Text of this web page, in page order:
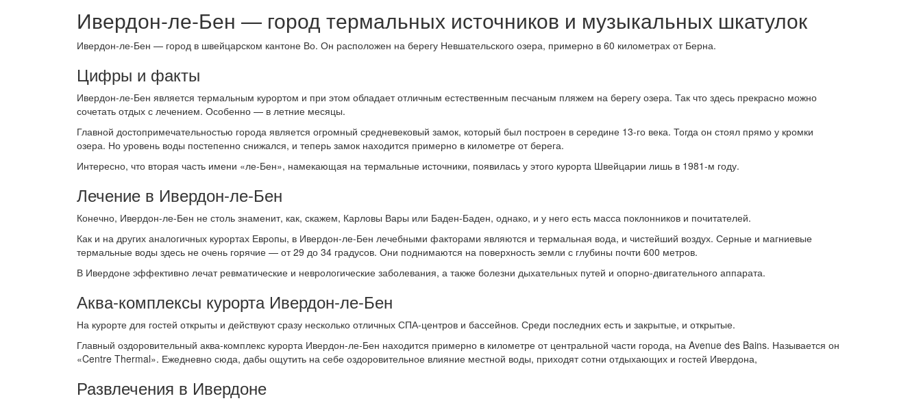
Ивердон-ле-Бен — город термальных источников и музыкальных шкатулок
Ивердон-ле-Бен — город в швейцарском кантоне Во. Он расположен на берегу Невшательского озера, примерно в 60 километрах от Берна.
Цифры и факты
Ивердон-ле-Бен является термальным курортом и при этом обладает отличным естественным песчаным пляжем на берегу озера. Так что здесь прекрасно можно
сочетать отдых с лечением. Особенно — в летние месяцы.
Главной достопримечательностью города является огромный средневековый замок, который был построен в середине 13-го века. Тогда он стоял прямо у кромки
озера. Но уровень воды постепенно снижался, и теперь замок находится примерно в километре от берега.
Интересно, что вторая часть имени «ле-Бен», намекающая на термальные источники, появилась у этого курорта Швейцарии лишь в 1981-м году.
Лечение в Ивердон-ле-Бен
Конечно, Ивердон-ле-Бен не столь знаменит, как, скажем, Карловы Вары или Баден-Баден, однако, и у него есть масса поклонников и почитателей.
Как и на других аналогичных курортах Европы, в Ивердон-ле-Бен лечебными факторами являются и термальная вода, и чистейший воздух. Серные и магниевые
термальные воды здесь не очень горячие — от 29 до 34 градусов. Они поднимаются на поверхность земли с глубины почти 600 метров.
В Ивердоне эффективно лечат ревматические и неврологические заболевания, а также болезни дыхательных путей и опорно-двигательного аппарата.
Аква-комплексы курорта Ивердон-ле-Бен
На курорте для гостей открыты и действуют сразу несколько отличных СПА-центров и бассейнов. Среди последних есть и закрытые, и открытые.
Главный оздоровительный аква-комплекс курорта Ивердон-ле-Бен находится примерно в километре от центральной части города, на Avenue des Bains. Называется он
«Centre Thermal». Ежедневно сюда, дабы ощутить на себе оздоровительное влияние местной воды, приходят сотни отдыхающих и гостей Ивердона,
Развлечения в Ивердоне